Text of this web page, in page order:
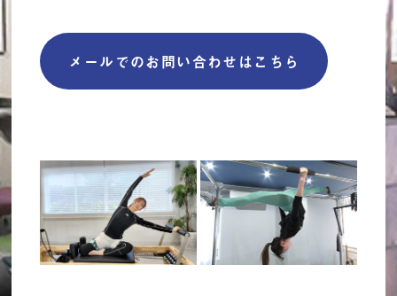
メールでのお問い合わせはこちら